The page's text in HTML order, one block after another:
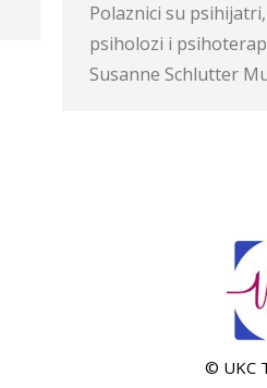
Polaznici su
psiholozi i
Susanne Schlutter
© UKC